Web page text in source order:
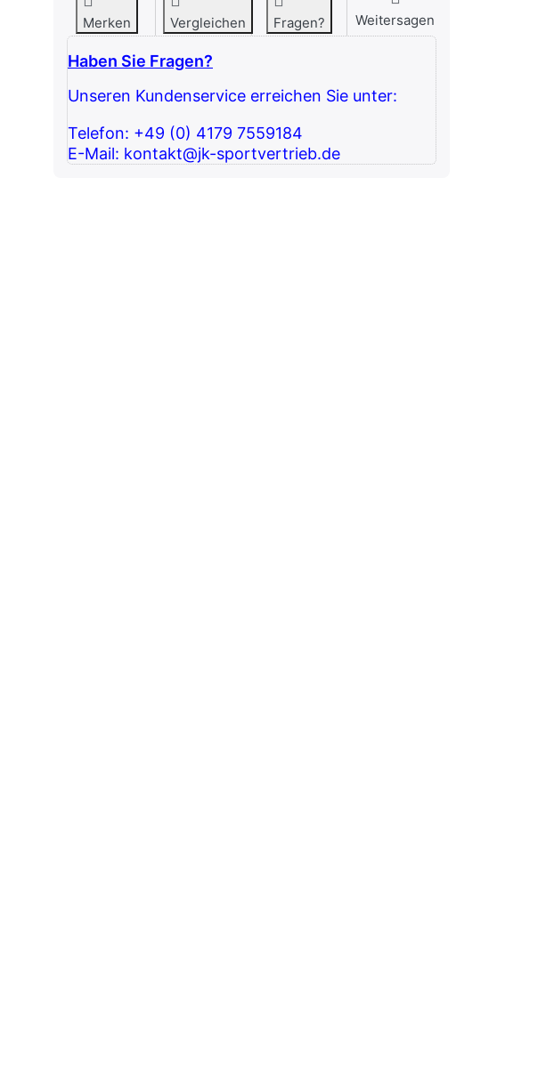
Merken Vergleichen Fragen? Weitersagen
Haben Sie Fragen?
Unseren Kundenservice erreichen Sie unter:
Telefon: +49 (0) 4179 7559184
E-Mail: kontakt@jk-sportvertrieb.de